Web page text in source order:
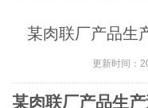
某肉联厂产品生
更新时间：
某肉联厂产品生